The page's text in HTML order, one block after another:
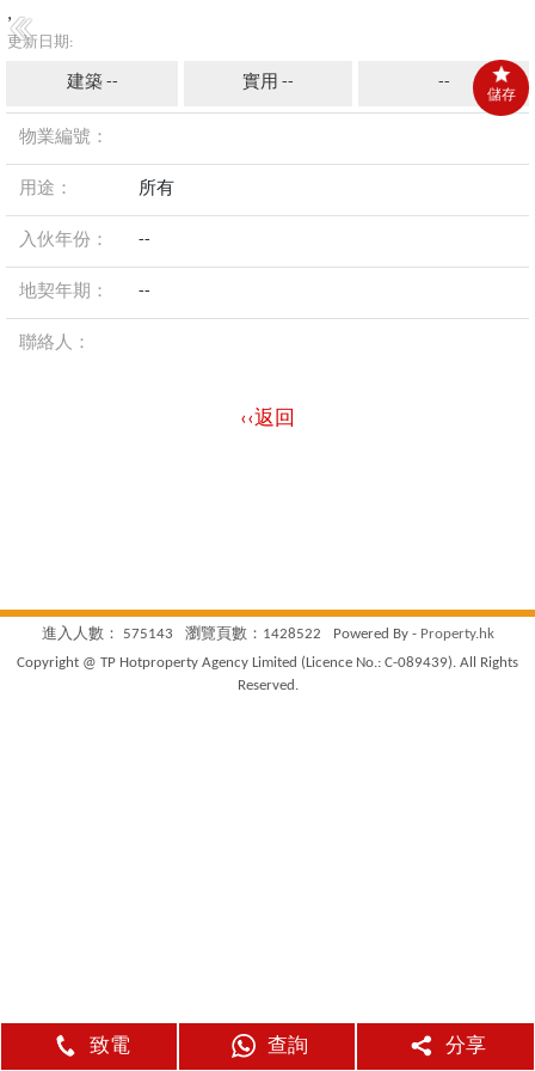
致電 查詢 分享
儲存
,
更新日期:
建築 -- 實用 -- --
物業編號：
用途： 所有
入伙年份： --
地契年期： --
聯絡人：
‹‹返回
進入人數： 575143 瀏覽頁數：1428522 Powered By - Property.hk
Copyright @ TP Hotproperty Agency Limited (Licence No.: C-089439). All Rights
Reserved.